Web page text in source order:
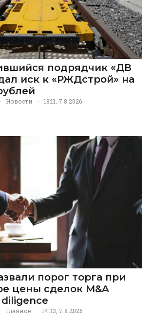
подрядчик «ДВ
иск к «РЖДстрой» на
· Новости · 18:11, 7.8.2026
порог торга при
цены сделок M&A
· Главное · 14:33, 7.8.2026